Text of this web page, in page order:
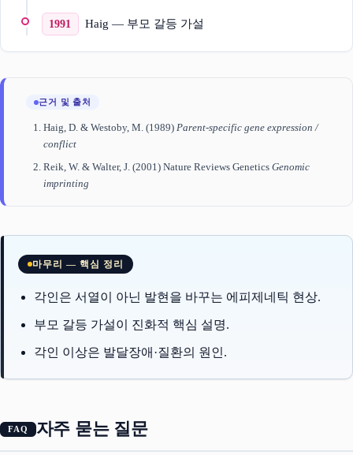
1991 Haig — 부모 갈등 가설
근거 및 출처
Haig, D. & Westoby, M. (1989) Parent-specific gene expression /
conflict
Reik, W. & Walter, J. (2001) Nature Reviews Genetics Genomic
imprinting
마무리 — 핵심 정리
각인은 서열이 아닌 발현을 바꾸는 에피제네틱 현상.
부모 갈등 가설이 진화적 핵심 설명.
각인 이상은 발달장애·질환의 원인.
자주 묻는 질문